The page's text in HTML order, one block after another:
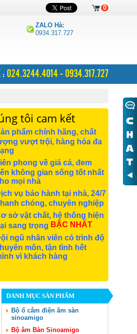
ZALO Hà:
0934.317.727
: 024.3244.4014 - 0934.317.727
tôi cam kết
phẩm chính hãng, chất
vượt trội, hàng hóa đa
phong về giá cả, đem
không gian sống tốt nhất
mọi nhà
vụ bảo hành tại nhà, 24/7
chóng, chuyên nghiệp
sở vật chất, hệ thống hiện
sang trọng BẬC NHẤT
ngũ nhân viên có trình độ
môn, tận tình hết
vì khách hàng
DANH MỤC SẢN PHẨM
Bộ ổ cắm điện âm sàn
sinoamigo
Bộ âm Bàn Sinoamigo
0